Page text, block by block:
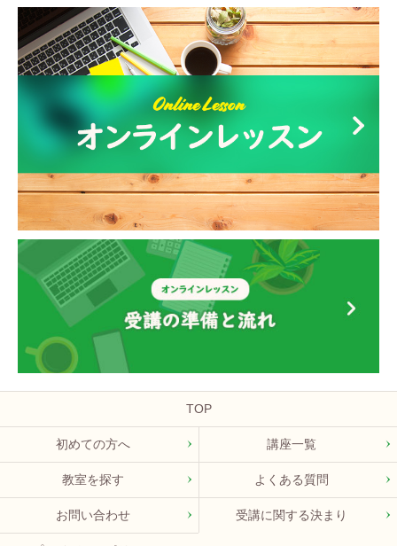
TOP
初めての方へ 講座一覧
教室を探す よくある質問
お問い合わせ 受講に関する決まり